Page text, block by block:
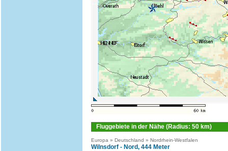
Fluggebiete in der Nähe (Radius: 50 km)
Europa » Deutschland » Nordrhein-Westfalen
Wilnsdorf - Nord, 444 Meter